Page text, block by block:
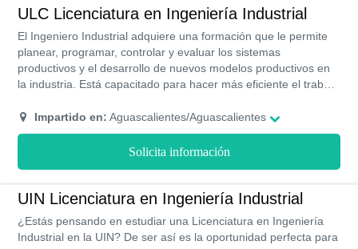
9 cuatrimestres. Con la gran posibilidad de obtener becas en la
colegiaturas o financiamiento porque cuenta con convenios
empresariales.
ULC Licenciatura en Ingeniería Industrial
El Ingeniero Industrial adquiere una formación que le permite
planear, programar, controlar y evaluar los sistemas
productivos y el desarrollo de nuevos modelos productivos en
la industria. Está capacitado para hacer más eficiente el trabajo
administración del mantenimiento, la implantación de cadenas
logísticas, así como la simulación de procesos productivos y
administrativos. La ULC ofrece dos modalidades para poder
estudiar esta carrera, una de ellas es la modalidad semi
Modalidad en Línea la puedes estudiar desde donde quieras,
aula virtual a la cual podrás acceder desde la página de la ULC
y tendrás asesorías de tutores especializados. En el campus
Impartido en: Aguascalientes/Aguascalientes
Solicita información
UIN Licenciatura en Ingeniería Industrial
¿Estás pensando en estudiar una Licenciatura en Ingeniería
Industrial en la UIN? De ser así es la oportunidad perfecta para